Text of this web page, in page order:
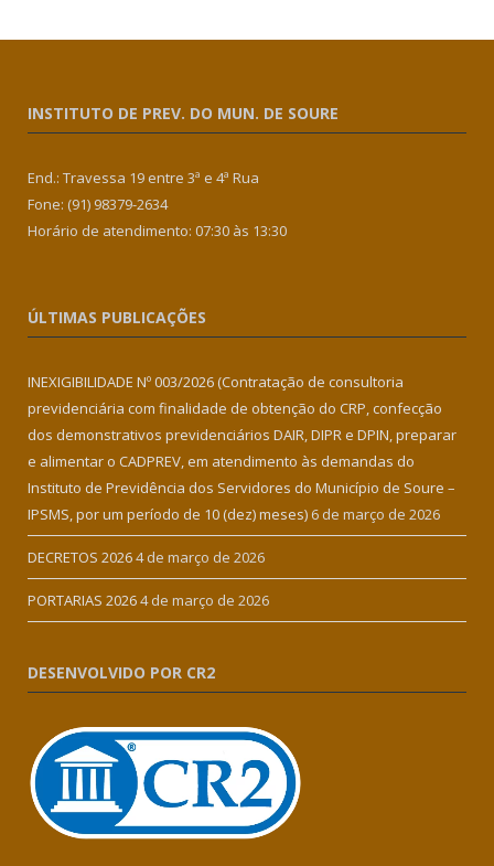
INSTITUTO DE PREV. DO MUN. DE SOURE
End.: Travessa 19 entre 3ª e 4ª Rua
Fone: (91) 98379-2634
Horário de atendimento: 07:30 às 13:30
ÚLTIMAS PUBLICAÇÕES
INEXIGIBILIDADE Nº 003/2026 (Contratação de consultoria
previdenciária com finalidade de obtenção do CRP, confecção
dos demonstrativos previdenciários DAIR, DIPR e DPIN, preparar
e alimentar o CADPREV, em atendimento às demandas do
Instituto de Previdência dos Servidores do Município de Soure –
IPSMS, por um período de 10 (dez) meses) 6 de março de 2026
DECRETOS 20264 de março de 2026
PORTARIAS 20264 de março de 2026
DESENVOLVIDO POR CR2